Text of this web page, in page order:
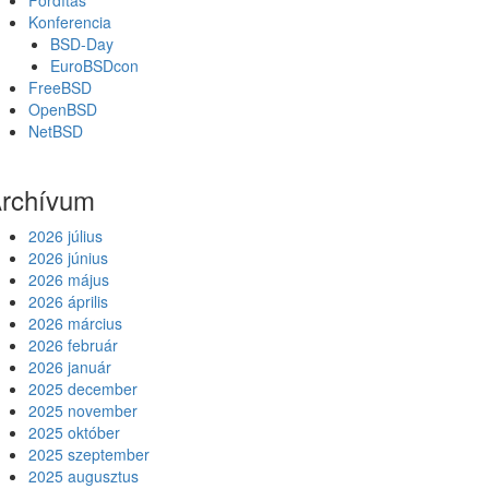
Konferencia
BSD-Day
EuroBSDcon
FreeBSD
OpenBSD
NetBSD
2026 július
2026 június
2026 május
2026 április
2026 március
2026 február
2026 január
2025 december
2025 november
2025 október
2025 szeptember
2025 augusztus